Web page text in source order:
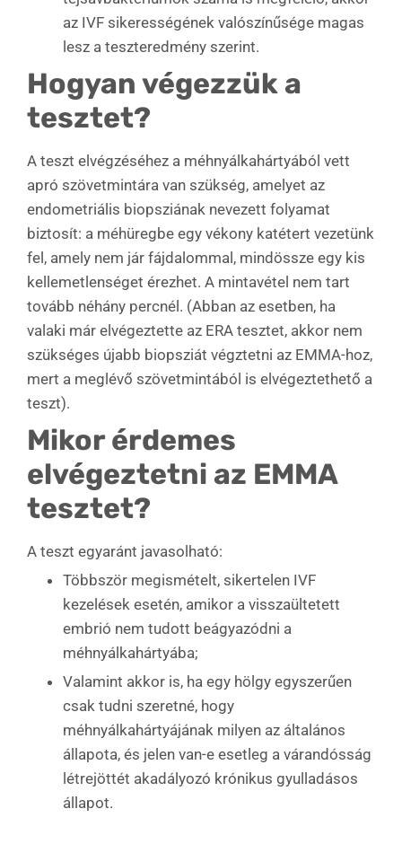
az IVF sikerességének valószínűsége magas
lesz a teszteredmény szerint.
Hogyan végezzük a
tesztet?
A teszt elvégzéséhez a méhnyálkahártyából vett
apró szövetmintára van szükség, amelyet az
endometriális biopsziának nevezett folyamat
biztosít: a méhüregbe egy vékony katétert vezetünk
fel, amely nem jár fájdalommal, mindössze egy kis
kellemetlenséget érezhet. A mintavétel nem tart
tovább néhány percnél. (Abban az esetben, ha
valaki már elvégeztette az ERA tesztet, akkor nem
szükséges újabb biopsziát végztetni az EMMA-hoz,
mert a meglévő szövetmintából is elvégeztethető a
teszt).
Mikor érdemes
elvégeztetni az EMMA
tesztet?
A teszt egyaránt javasolható:
Többször megismételt, sikertelen IVF
kezelések esetén, amikor a visszaültetett
embrió nem tudott beágyazódni a
méhnyálkahártyába;
Valamint akkor is, ha egy hölgy egyszerűen
csak tudni szeretné, hogy
méhnyálkahártyájának milyen az általános
állapota, és jelen van-e esetleg a várandósság
létrejöttét akadályozó krónikus gyulladásos
állapot.